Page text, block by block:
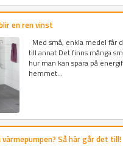
en ren vinst
Med små, enkla medel får
till annat Det finns många
hur man kan spara på
hemmet...
värmepumpen? Så här går det till!